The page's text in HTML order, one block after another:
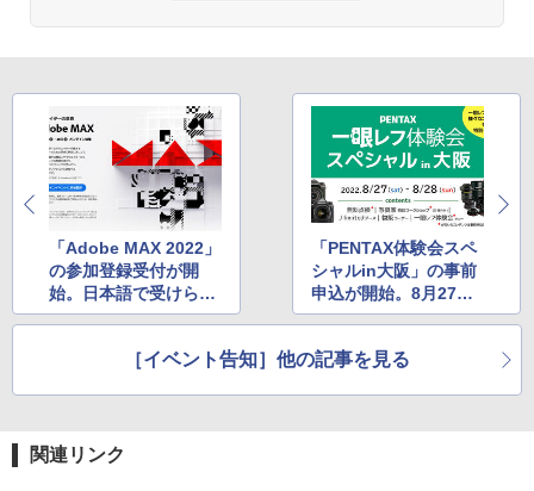
「Adobe MAX 2022」
の参加登録受付が開
始。日本語で受けられ
るセッションも多数用
「PENTAX体験会スペ
シャルin大阪」の事前
申込が開始。8月27
日・28日開催
［イベント告知］他の記事を見る
関連リンク